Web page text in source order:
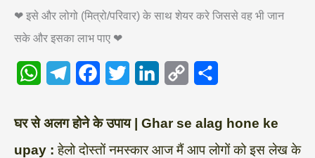
❤ इसे और लोगो (मित्रो/परिवार) के साथ शेयर करे जिससे वह भी जान
सके और इसका लाभ पाए ❤
W
a
l
e
c
e
i
t
n
k
p
y
a
r
घर से अलग होने के उपाय | Ghar se alag hone ke
upay :हेलो दोस्तों नमस्कार आज मैं आप लोगों को इस लेख के